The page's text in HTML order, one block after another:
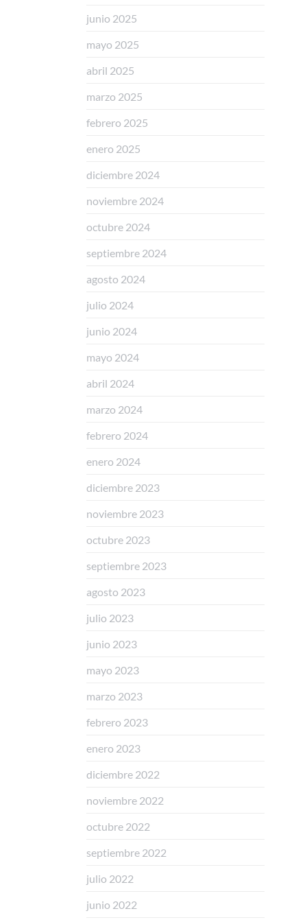
junio 2025
mayo 2025
abril 2025
marzo 2025
febrero 2025
enero 2025
diciembre 2024
noviembre 2024
octubre 2024
septiembre 2024
agosto 2024
julio 2024
junio 2024
mayo 2024
abril 2024
marzo 2024
febrero 2024
enero 2024
diciembre 2023
noviembre 2023
octubre 2023
septiembre 2023
agosto 2023
julio 2023
junio 2023
mayo 2023
marzo 2023
febrero 2023
enero 2023
diciembre 2022
noviembre 2022
octubre 2022
septiembre 2022
julio 2022
junio 2022